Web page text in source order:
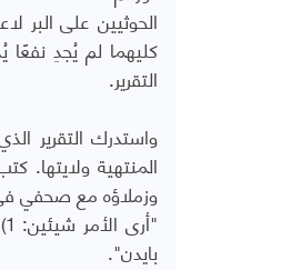
الحوثيين على البر
كليهما لم يُجدِ
التقرير.
واستدرك التقرير
المنتهية ولايتها.
وزملاؤه مع صحفي
بايدن".